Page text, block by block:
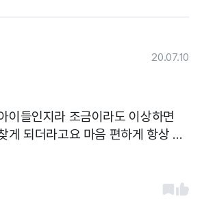
20.07.10
이들인지라 조금이라도 이상하면
게 되더라고요 마음 편하게 항상 방
접종을 하러 옵니다 시설도 괜찮